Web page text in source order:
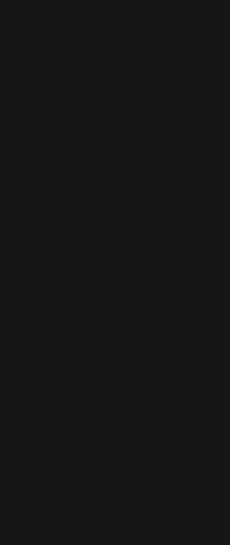
van rugpijn,
klachten in de
van
in Chiropraxie en
locatie's over
chiropractor in de
in het
van een breed scala
behulp van
in Asse.